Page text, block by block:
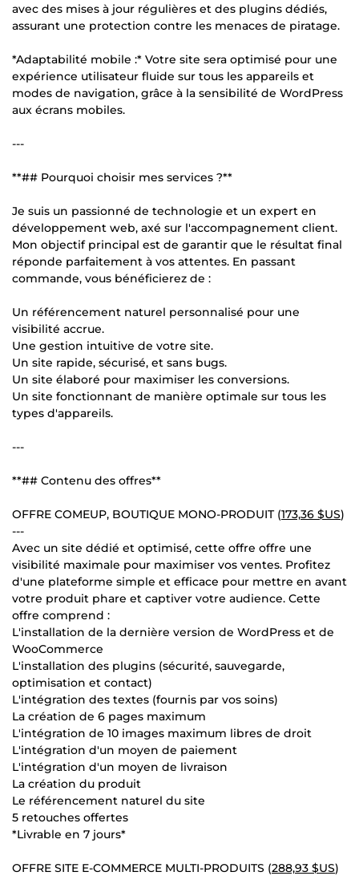
avec des mises à jour régulières et des plugins dédiés,
assurant une protection contre les menaces de piratage.
*Adaptabilité mobile :* Votre site sera optimisé pour une
expérience utilisateur fluide sur tous les appareils et
modes de navigation, grâce à la sensibilité de WordPress
aux écrans mobiles.
---
**## Pourquoi choisir mes services ?**
Je suis un passionné de technologie et un expert en
développement web, axé sur l'accompagnement client.
Mon objectif principal est de garantir que le résultat final
réponde parfaitement à vos attentes. En passant
commande, vous bénéficierez de :
Un référencement naturel personnalisé pour une
visibilité accrue.
Une gestion intuitive de votre site.
Un site rapide, sécurisé, et sans bugs.
Un site élaboré pour maximiser les conversions.
Un site fonctionnant de manière optimale sur tous les
types d'appareils.
---
**## Contenu des offres**
OFFRE COMEUP, BOUTIQUE MONO-PRODUIT (173,36 $US)
---
Avec un site dédié et optimisé, cette offre offre une
visibilité maximale pour maximiser vos ventes. Profitez
d'une plateforme simple et efficace pour mettre en avant
votre produit phare et captiver votre audience. Cette
offre comprend :
L'installation de la dernière version de WordPress et de
WooCommerce
L'installation des plugins (sécurité, sauvegarde,
optimisation et contact)
L'intégration des textes (fournis par vos soins)
La création de 6 pages maximum
L'intégration de 10 images maximum libres de droit
L'intégration d'un moyen de paiement
L'intégration d'un moyen de livraison
La création du produit
Le référencement naturel du site
5 retouches offertes
*Livrable en 7 jours*
OFFRE SITE E-COMMERCE MULTI-PRODUITS (288,93 $US)